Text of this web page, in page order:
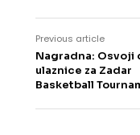
Previous article
Nagradna: Osvoji
ulaznice za Zadar
Basketball